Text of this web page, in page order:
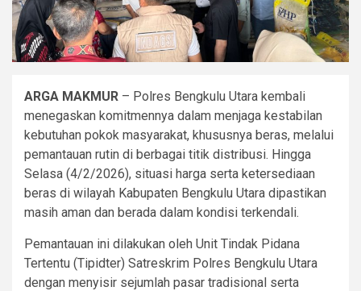
ARGA MAKMUR – Polres Bengkulu Utara kembali
menegaskan komitmennya dalam menjaga kestabilan
kebutuhan pokok masyarakat, khususnya beras, melalui
pemantauan rutin di berbagai titik distribusi. Hingga
Selasa (4/2/2026), situasi harga serta ketersediaan
beras di wilayah Kabupaten Bengkulu Utara dipastikan
masih aman dan berada dalam kondisi terkendali.
Pemantauan ini dilakukan oleh Unit Tindak Pidana
Tertentu (Tipidter) Satreskrim Polres Bengkulu Utara
dengan menyisir sejumlah pasar tradisional serta